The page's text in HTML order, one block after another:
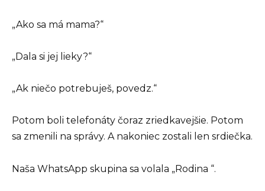
„Ako sa má mama?“
„Dala si jej lieky?“
„Ak niečo potrebuješ, povedz.“
Potom boli telefonáty čoraz zriedkavejšie. Potom
sa zmenili na správy. A nakoniec zostali len srdiečka.
Naša WhatsApp skupina sa volala „Rodina “.